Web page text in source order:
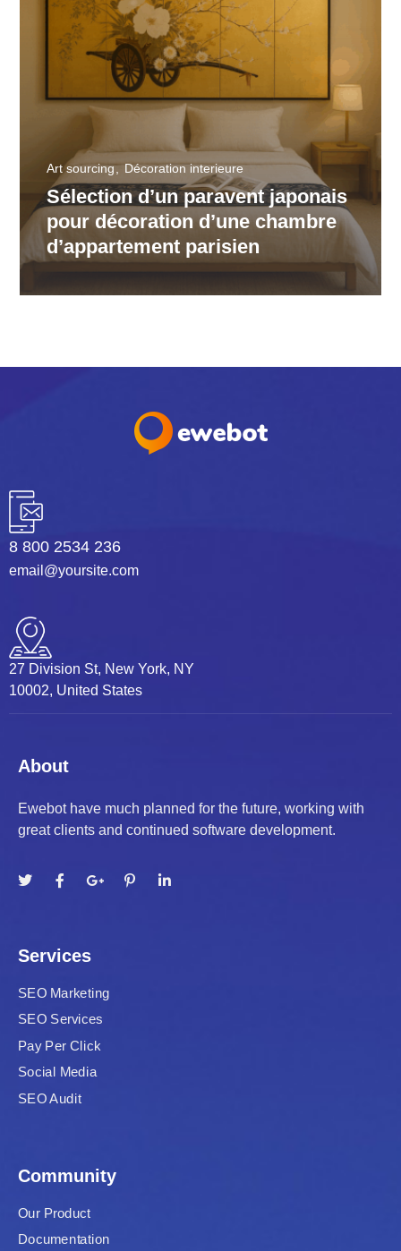
Sélection d’un paravent japonais
pour décoration d’une chambre
d’appartement parisien
Art sourcing Décoration interieure
8 800 2534 236
email@yoursite.com
27 Division St, New York, NY
10002, United States
About
Ewebot have much planned for the future, working with
great clients and continued software development.
Services
SEO Marketing
SEO Services
Pay Per Click
Social Media
SEO Audit
Community
Our Product
Documentation